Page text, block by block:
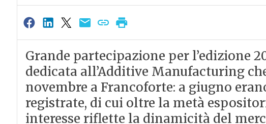
Grande partecipazione per l’edizione
dedicata all’Additive Manufacturing
novembre a Francoforte: a giugno
registrate, di cui oltre la metà
interesse riflette la dinamicità del